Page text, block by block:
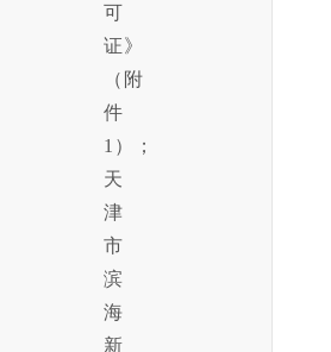
可
证》
（附
件
1）；
天
津
市
滨
海
新